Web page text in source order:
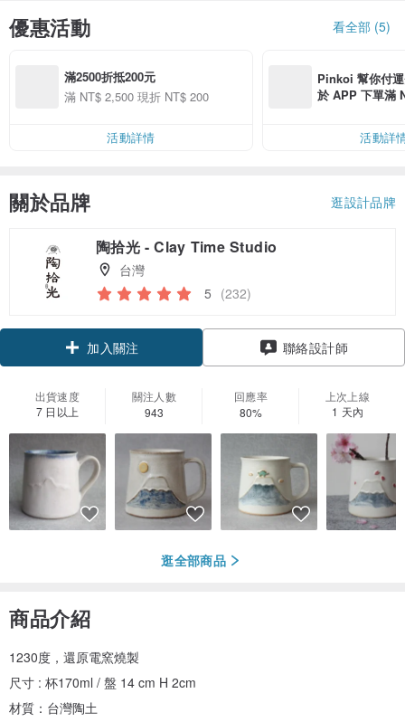
優惠活動 看全部 (5)
滿2500折抵200元
滿 NT$ 2,500 現折 NT$ 200
活動詳情
Pinkoi 幫你付
於 APP 下單滿
活動詳
關於品牌 逛設計品牌
陶拾光 - Clay Time Studio
台灣
5 (232)
加入關注 聯絡設計師
出貨速度
7 日以上
關注人數
943
回應率
80%
上次上線
1 天內
逛全部商品
商品介紹
1230度，還原電窯燒製
尺寸 : 杯170ml / 盤 14 cm H 2cm
材質：台灣陶土